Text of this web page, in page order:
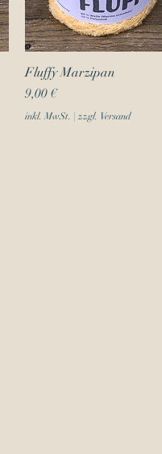
Schnellansicht
Fluffy Marzipan
Preis
9,00 €
inkl. MwSt. | zzgl. Versand